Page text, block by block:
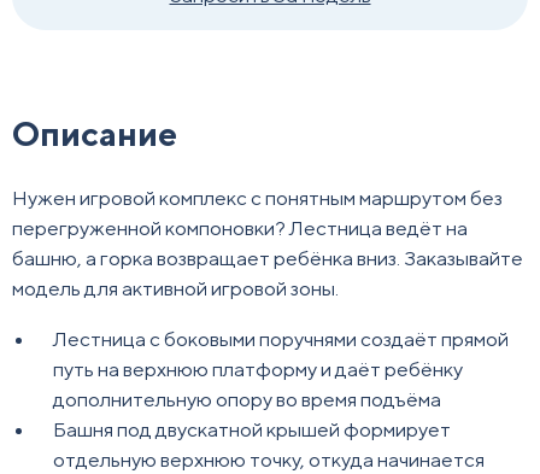
Описание
Нужен игровой комплекс с понятным маршрутом без
перегруженной компоновки? Лестница ведёт на
башню, а горка возвращает ребёнка вниз. Заказывайте
модель для активной игровой зоны.
Лестница с боковыми поручнями создаёт прямой
путь на верхнюю платформу и даёт ребёнку
дополнительную опору во время подъёма
Башня под двускатной крышей формирует
отдельную верхнюю точку, откуда начинается